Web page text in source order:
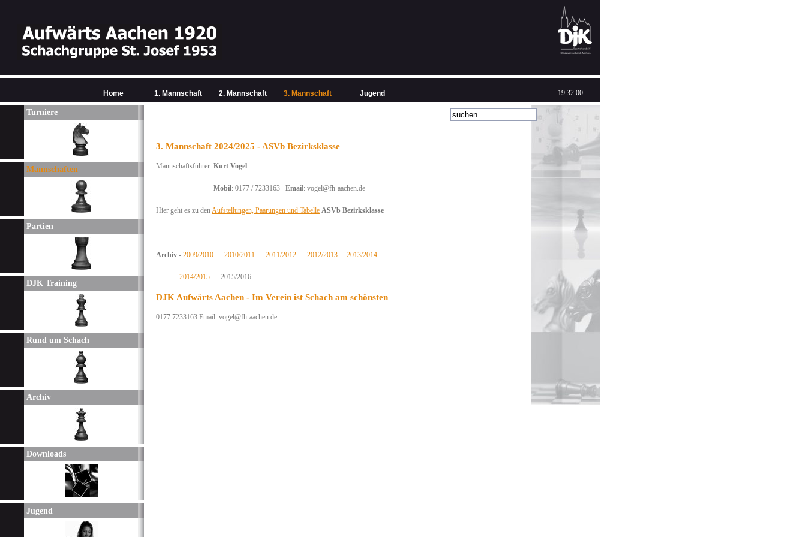
Turniere
Mannschaften
Partien
DJK Training
Rund um Schach
Archiv
Downloads
Jugend
3. Mannschaft 2024/2025 - ASVb Bezirksklasse
Mannschaftsführer: Kurt Vogel
Mobil: 0177 /7233163 Email: vogel@fh-aachen.de
Hier geht es zu denAufstellungen, Paarungen und Tabelle ASVb Bezirksklasse
Archiv - 2009/2010 2010/2011 2011/2012 2012/2013 2013/2014
2014/2015 2015/2016
DJK Aufwärts Aachen - Im Verein ist Schach am schönsten
0177 7233163 Email: vogel@fh-aachen.de
Home 1. Mannschaft 2. Mannschaft 3. Mannschaft Jugend 19:32:00